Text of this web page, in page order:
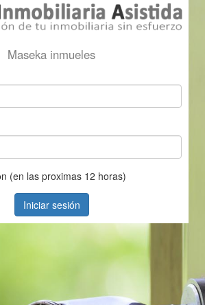
Maseka inmueles
(en las proximas 12 horas)
Iniciar sesión